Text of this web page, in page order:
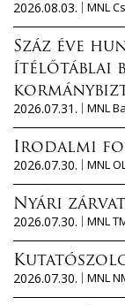
2026.08.03.
MNL
Száz éve
ítélőtáblai
2026.07.31.
MNL
Irodalmi
2026.07.30.
MNL
Nyári
2026.07.30.
MNL
2026.07.30.
MNL